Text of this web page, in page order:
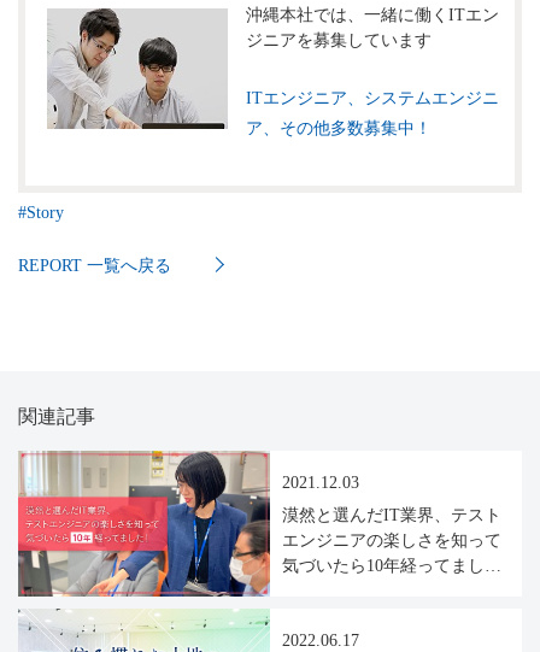
沖縄本社では、一緒に働くITエン
ジニアを募集しています
ITエンジニア、システムエンジニ
ア、その他多数募集中！
#Story
REPORT 一覧へ戻る
関連記事
2021.12.03
漠然と選んだIT業界、テスト
エンジニアの楽しさを知って
気づいたら10年経ってまし
2022.06.17